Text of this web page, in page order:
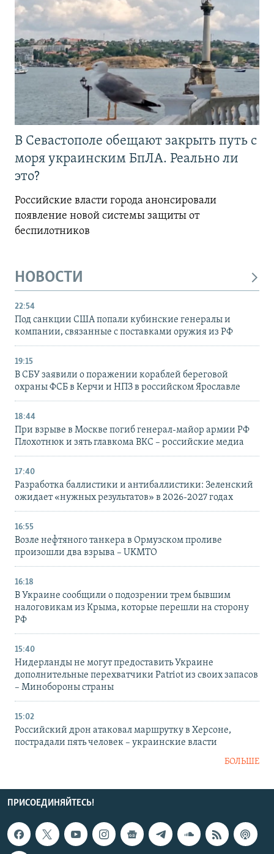
В Севастополе обещают закрыть путь с
моря украинским БпЛА. Реально ли
это?
Российские власти города анонсировали
появление новой системы защиты от
беспилотников
НОВОСТИ
22:54
Под санкции США попали кубинские генералы и
компании, связанные с поставками оружия из РФ
19:15
В СБУ заявили о поражении кораблей береговой
охраны ФСБ в Керчи и НПЗ в российском Ярославле
18:44
При взрыве в Москве погиб генерал-майор армии РФ
Плохотнюк и зять главкома ВКС – российские медиа
17:40
Разработка баллистики и антибаллистики: Зеленский
ожидает «нужных результатов» в 2026-2027 годах
16:55
Возле нефтяного танкера в Ормузском проливе
произошли два взрыва – UKMTO
16:18
В Украине сообщили о подозрении трем бывшим
налоговикам из Крыма, которые перешли на сторону
РФ
15:40
Нидерланды не могут предоставить Украине
дополнительные перехватчики Patriot из своих запасов
– Минобороны страны
15:02
Российский дрон атаковал маршрутку в Херсоне,
пострадали пять человек – украинские власти
БОЛЬШЕ
ПРИСОЕДИНЯЙТЕСЬ!